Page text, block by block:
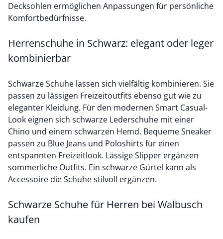
Decksohlen ermöglichen Anpassungen für persönliche
Komfortbedürfnisse.
Herrenschuhe in Schwarz: elegant oder leger
kombinierbar
Schwarze Schuhe lassen sich vielfältig kombinieren. Sie
passen zu lässigen Freizeitoutfits ebenso gut wie zu
eleganter Kleidung. Für den modernen Smart Casual-
Look eignen sich schwarze Lederschuhe mit einer
Chino und einem schwarzen Hemd. Bequeme Sneaker
passen zu Blue Jeans und Poloshirts für einen
entspannten Freizeitlook. Lässige Slipper ergänzen
sommerliche Outfits. Ein schwarze Gürtel kann als
Accessoire die Schuhe stilvoll ergänzen.
Schwarze Schuhe für Herren bei Walbusch
kaufen